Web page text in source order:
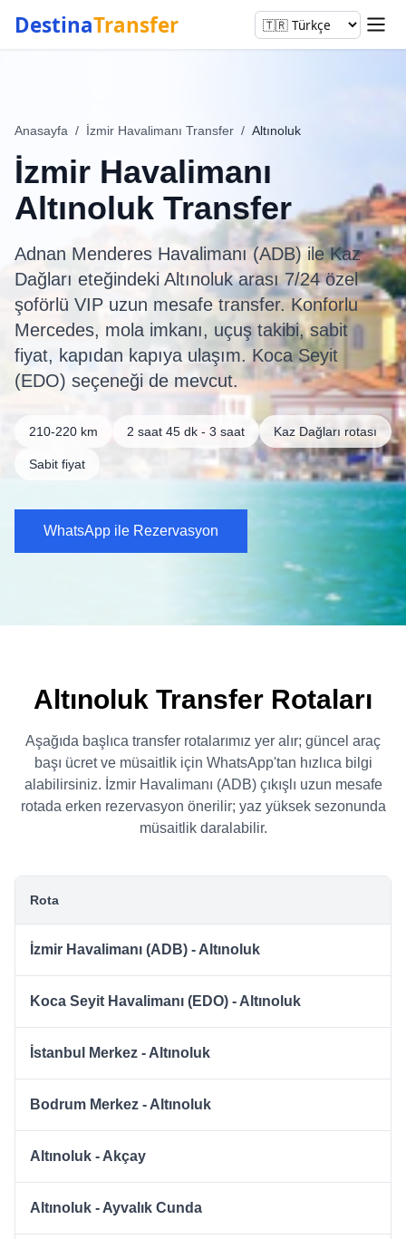
DestinaTransfer
Anasayfa / İzmir Havalimanı Transfer / Altınoluk
İzmir Havalimanı
Altınoluk Transfer
Adnan Menderes Havalimanı (ADB) ile Kaz
Dağları eteğindeki Altınoluk arası 7/24 özel
şoförlü VIP uzun mesafe transfer. Konforlu
Mercedes, mola imkanı, uçuş takibi, sabit
fiyat, kapıdan kapıya ulaşım. Koca Seyit
(EDO) seçeneği de mevcut.
210-220 km 2 saat 45 dk - 3 saat Kaz Dağları rotası
Sabit fiyat
WhatsApp ile Rezervasyon
Altınoluk Transfer Rotaları
Aşağıda başlıca transfer rotalarımız yer alır; güncel araç
başı ücret ve müsaitlik için WhatsApp'tan hızlıca bilgi
alabilirsiniz. İzmir Havalimanı (ADB) çıkışlı uzun mesafe
rotada erken rezervasyon önerilir; yaz yüksek sezonunda
müsaitlik daralabilir.
Rota
İzmir Havalimanı (ADB) - Altınoluk
Koca Seyit Havalimanı (EDO) - Altınoluk
İstanbul Merkez - Altınoluk
Bodrum Merkez - Altınoluk
Altınoluk - Akçay
Altınoluk - Ayvalık Cunda